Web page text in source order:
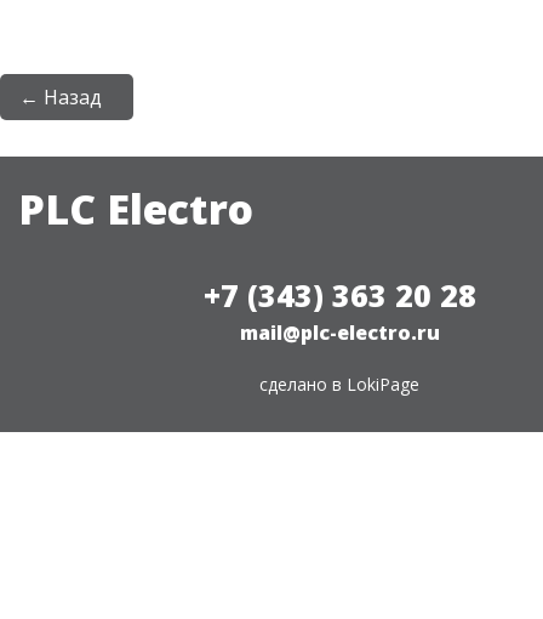
← Назад
PLC Electro
+7 (343) 363 20 28
mail@plc-electro.ru
сделано в LokiPage